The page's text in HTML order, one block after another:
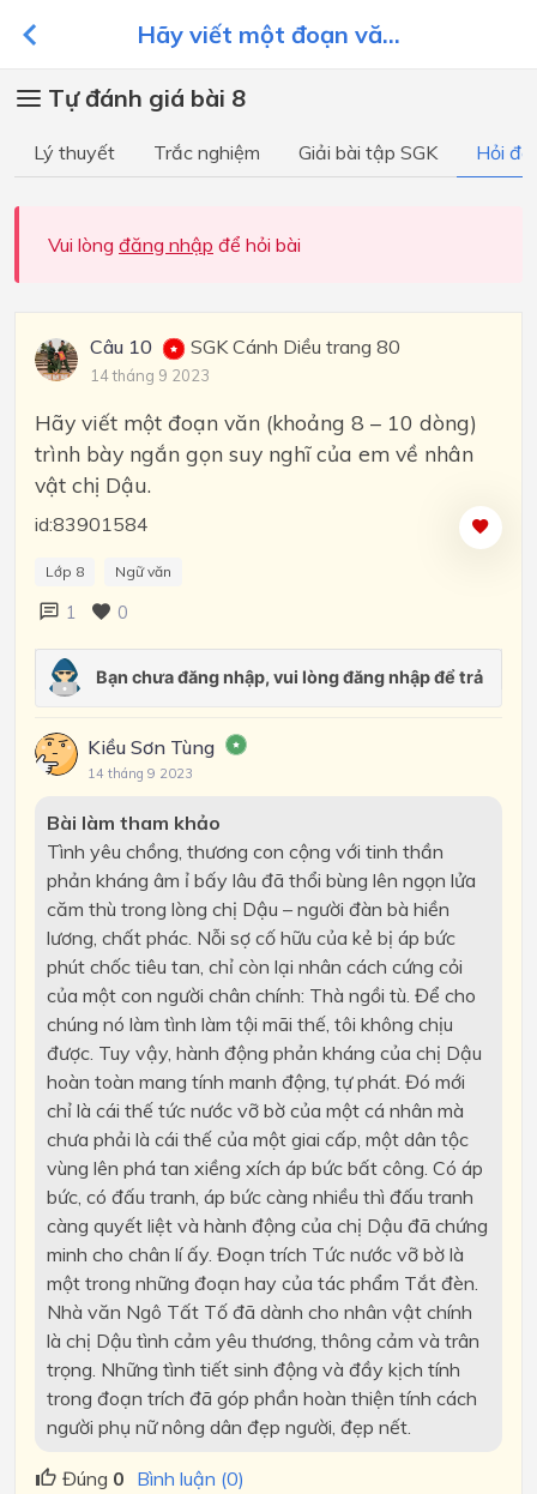
Hãy viết một đoạn vă...
Tự đánh giá bài 8
Lý thuyết Trắc nghiệm Giải bài tập SGK Hỏi
Vui lòng đăng nhập để hỏi bài
Câu 10 SGK Cánh Diều trang 80
14 tháng 9 2023
Hãy viết một đoạn văn (khoảng 8 – 10 dòng)
trình bày ngắn gọn suy nghĩ của em về nhân
vật chị Dậu.
id:83901584
Lớp 8 Ngữ văn
1 0
Kiều Sơn Tùng
14 tháng 9 2023
Bài làm tham khảo
Tình yêu chồng, thương con cộng với tinh thần
phản kháng âm ỉ bấy lâu đã thổi bùng lên ngọn lửa
căm thù trong lòng chị Dậu – người đàn bà hiền
lương, chất phác. Nỗi sợ cố hữu của kẻ bị áp bức
phút chốc tiêu tan, chỉ còn lại nhân cách cứng cỏi
của một con người chân chính: Thà ngồi tù. Để cho
chúng nó làm tình làm tội mãi thế, tôi không chịu
được. Tuy vậy, hành động phản kháng của chị Dậu
hoàn toàn mang tính manh động, tự phát. Đó mới
chỉ là cái thế tức nước vỡ bờ của một cá nhân mà
chưa phải là cái thế của một giai cấp, một dân tộc
vùng lên phá tan xiềng xích áp bức bất công. Có áp
bức, có đấu tranh, áp bức càng nhiều thì đấu tranh
càng quyết liệt và hành động của chị Dậu đã chứng
minh cho chân lí ấy. Đoạn trích Tức nước vỡ bờ là
một trong những đoạn hay của tác phẩm Tắt đèn.
Nhà văn Ngô Tất Tố đã dành cho nhân vật chính
là chị Dậu tình cảm yêu thương, thông cảm và trân
trọng. Những tình tiết sinh động và đầy kịch tính
trong đoạn trích đã góp phần hoàn thiện tính cách
người phụ nữ nông dân đẹp người, đẹp nết.
Đúng 0 Bình luận (0)